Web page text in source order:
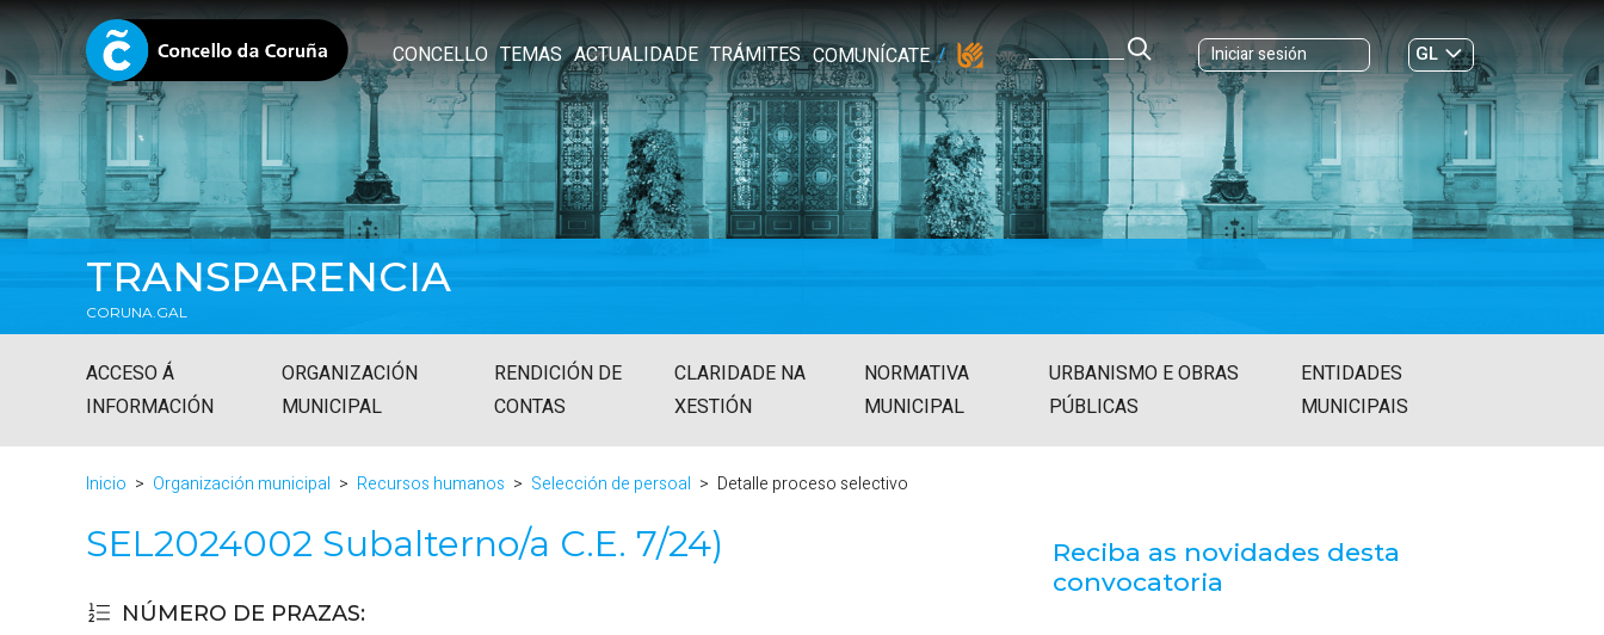
CONCELLO TEMAS ACTUALIDADE TRÁMITES COMUNÍCATE Iniciar sesión
GL
ES|
TRANSPARENCIA
CORUNA.GAL
ACCESO Á
INFORMACIÓN
ORGANIZACIÓN
MUNICIPAL
RENDICIÓN DE
CONTAS
CLARIDADE NA
XESTIÓN
NORMATIVA
MUNICIPAL
URBANISMO E OBRAS
PÚBLICAS
ENTIDADES
MUNICIPAIS
Inicio Organización municipal Recursos humanos Selección de persoal Detalle proceso selectivo
SEL2024002 Subalterno/a C.E. 7/24)
NÚMERO DE PRAZAS:
Reciba as novidades desta
convocatoria